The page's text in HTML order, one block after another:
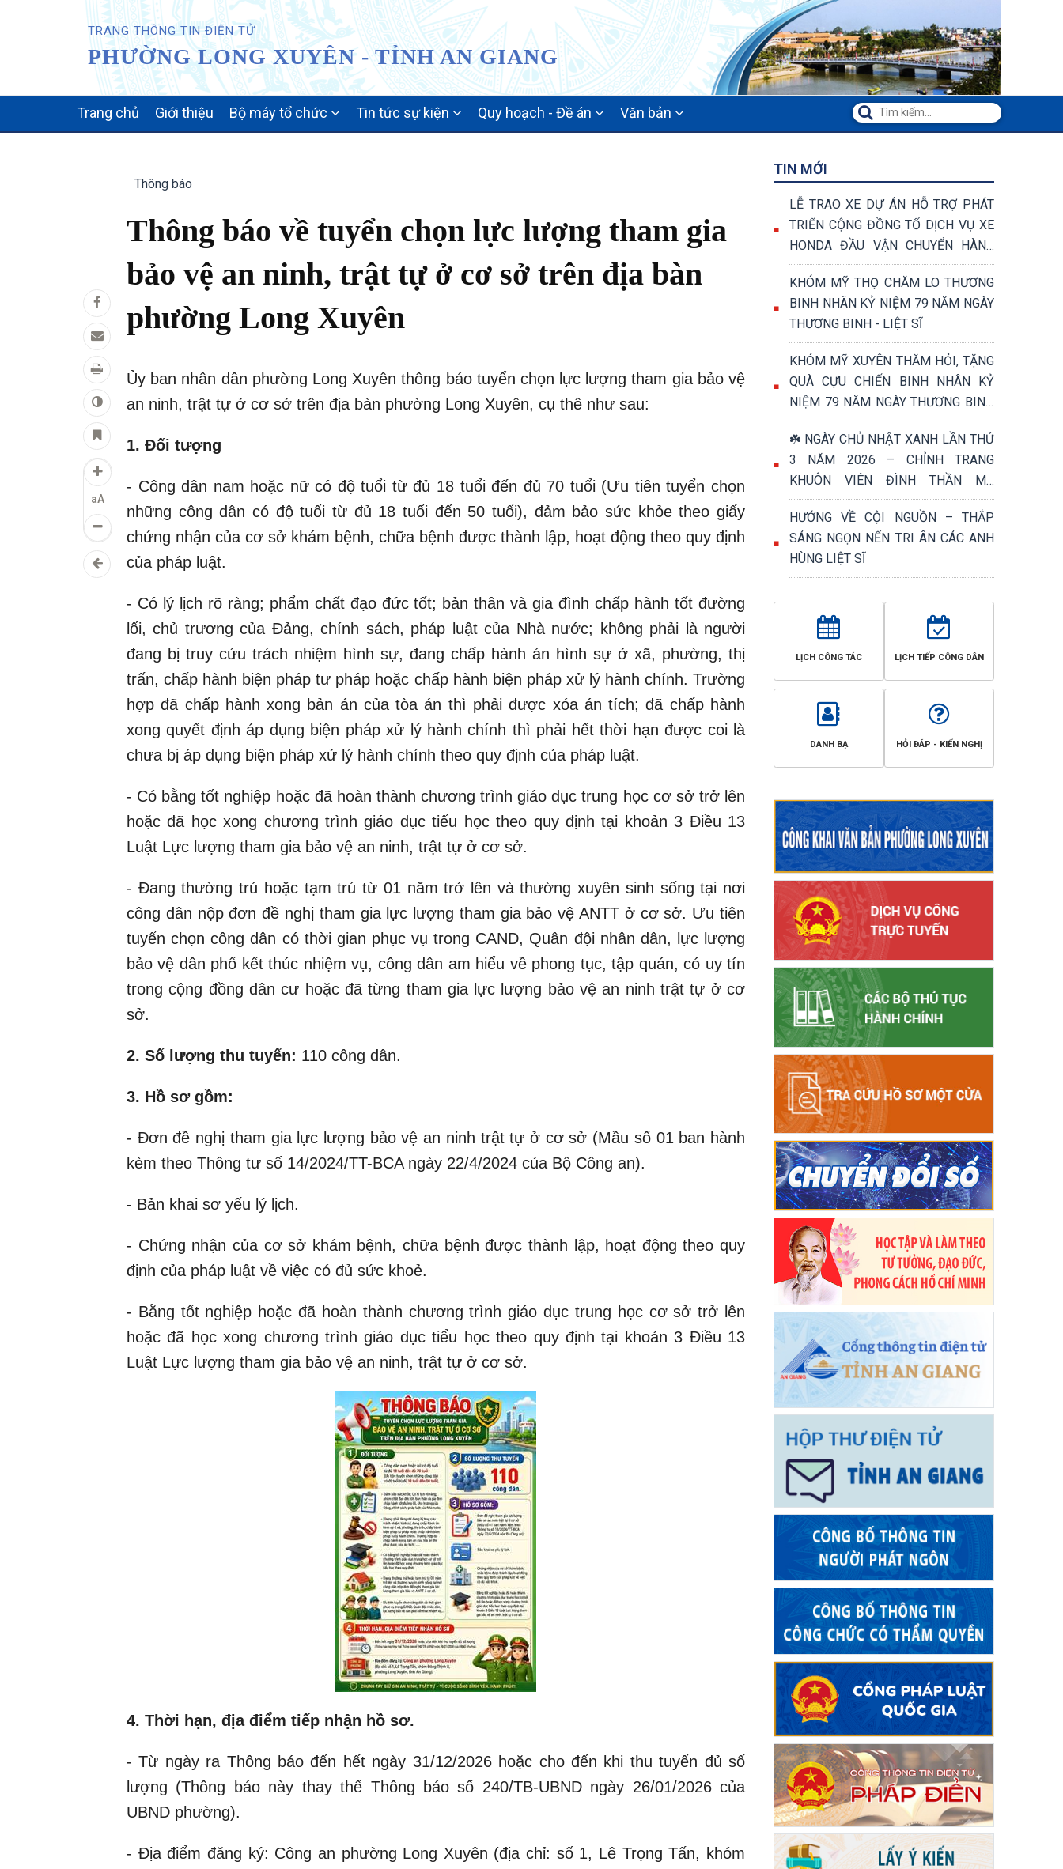
TRANG THÔNG TIN ĐIỆN TỬ
PHƯỜNG LONG XUYÊN - TỈNH AN GIANG
NAVIGATION
Trang chủ Giới thiệu Bộ máy tổ chức Tin tức sự kiện Quy hoạch - Đề án Văn bản
aA
Thông báo
Thông báo về tuyển chọn lực lượng tham gia
bảo vệ an ninh, trật tự ở cơ sở trên địa bàn
phường Long Xuyên
Ủy ban nhân dân phường Long Xuyên thông báo tuyển chọn lực lượng tham gia bảo vệ
an ninh, trật tự ở cơ sở trên địa bàn phường Long Xuyên, cụ thê như sau:
1. Đối tượng
- Công dân nam hoặc nữ có độ tuổi từ đủ 18 tuổi đến đủ 70 tuổi (Ưu tiên tuyển chọn
những công dân có độ tuổi từ đủ 18 tuổi đến 50 tuổi), đảm bảo sức khỏe theo giấy
chứng nhận của cơ sở khám bệnh, chữa bệnh được thành lập, hoạt động theo quy định
của pháp luật.
- Có lý lịch rõ ràng; phẩm chất đạo đức tốt; bản thân và gia đình chấp hành tốt đường
lối, chủ trương của Đảng, chính sách, pháp luật của Nhà nước; không phải là người
đang bị truy cứu trách nhiệm hình sự, đang chấp hành án hình sự ở xã, phường, thị
trấn, chấp hành biện pháp tư pháp hoặc chấp hành biện pháp xử lý hành chính. Trường
hợp đã chấp hành xong bản án của tòa án thì phải được xóa án tích; đã chấp hành
xong quyết định áp dụng biện pháp xử lý hành chính thì phải hết thời hạn được coi là
chưa bị áp dụng biện pháp xử lý hành chính theo quy định của pháp luật.
- Có bằng tốt nghiệp hoặc đã hoàn thành chương trình giáo dục trung học cơ sở trở lên
hoặc đã học xong chương trình giáo dục tiểu học theo quy định tại khoản 3 Điều 13
Luật Lực lượng tham gia bảo vệ an ninh, trật tự ở cơ sở.
- Đang thường trú hoặc tạm trú từ 01 năm trở lên và thường xuyên sinh sống tại nơi
công dân nộp đơn đề nghị tham gia lực lượng tham gia bảo vệ ANTT ở cơ sở. Ưu tiên
tuyển chọn công dân có thời gian phục vụ trong CAND, Quân đội nhân dân, lực lượng
bảo vệ dân phố kết thúc nhiệm vụ, công dân am hiểu về phong tục, tập quán, có uy tín
trong cộng đồng dân cư hoặc đã từng tham gia lực lượng bảo vệ an ninh trật tự ở cơ
sở.
2. Số lượng thu tuyển: 110 công dân.
3. Hồ sơ gồm:
- Đơn đề nghị tham gia lực lượng bảo vệ an ninh trật tự ở cơ sở (Mầu số 01 ban hành
kèm theo Thông tư số 14/2024/TT-BCA ngày 22/4/2024 của Bộ Công an).
- Bản khai sơ yếu lý lịch.
- Chứng nhận của cơ sở khám bệnh, chữa bệnh được thành lập, hoạt động theo quy
định của pháp luật về việc có đủ sức khoẻ.
- Bằng tốt nghiệp hoặc đã hoàn thành chương trình giáo dục trung học cơ sở trở lên
hoặc đã học xong chương trình giáo dục tiểu học theo quy định tại khoản 3 Điều 13
Luật Lực lượng tham gia bảo vệ an ninh, trật tự ở cơ sở.
4. Thời hạn, địa điểm tiếp nhận hồ sơ.
- Từ ngày ra Thông báo đến hết ngày 31/12/2026 hoặc cho đến khi thu tuyển đủ số
lượng (Thông báo này thay thế Thông báo số 240/TB-UBND ngày 26/01/2026 của
UBND phường).
- Địa điểm đăng ký: Công an phường Long Xuyên (địa chỉ: số 1, Lê Trọng Tấn, khóm
TIN MỚI
LỄ TRAO XE DỰ ÁN HỖ TRỢ PHÁT
TRIỂN CỘNG ĐỒNG TỔ DỊCH VỤ XE
HONDA ĐẦU VẬN CHUYỂN HÀNG
HÓA VÀ VẬN CHUYỂN KHÁCH
KHÓM MỸ THỌ CHĂM LO THƯƠNG
BINH NHÂN KỶ NIỆM 79 NĂM NGÀY
THƯƠNG BINH - LIỆT SĨ
KHÓM MỸ XUYÊN THĂM HỎI, TẶNG
QUÀ CỰU CHIẾN BINH NHÂN KỶ
NIỆM 79 NĂM NGÀY THƯƠNG BINH
- LIỆT SĨ (27/7/1947 – 27/7/2026)
☘️ NGÀY CHỦ NHẬT XANH LẦN THỨ
3 NĂM 2026 – CHỈNH TRANG
KHUÔN VIÊN ĐÌNH THẦN MỸ
PHƯỚC, TRI ÂN NGÀY THƯƠNG
BINH - LIỆT SĨ 27/7 ☘️
HƯỚNG VỀ CỘI NGUỒN – THẮP
SÁNG NGỌN NẾN TRI ÂN CÁC ANH
HÙNG LIỆT SĨ
LỊCH CÔNG TÁC LỊCH TIẾP CÔNG DÂN
DANH BẠ HỎI ĐÁP - KIẾN NGHỊ